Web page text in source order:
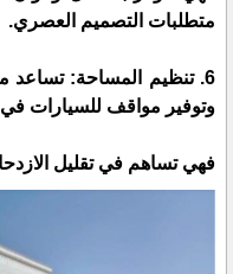
متطلبات التصميم العصري.
6. تنظيم المساحة:
وتوفير مواقف للسيارات في
فهي تساهم في تقليل